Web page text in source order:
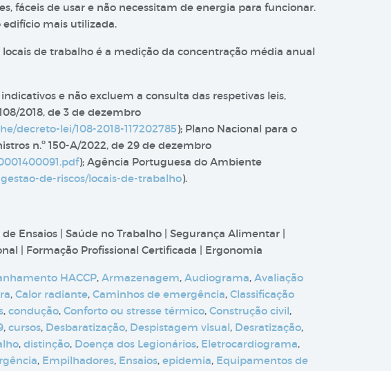
fáceis de usar e não necessitam de energia para funcionar.
edifício mais utilizada.
de trabalho é a medição da concentração média anual
e não excluem a consulta das respetivas leis,
2018, de 3 de dezembro
decreto-lei/108-2018-117202785); Plano Nacional para o
n.º 150-A/2022, de 29 de dezembro
); Agência Portuguesa do Ambiente
de-riscos/locais-de-trabalho).
Ensaios | Saúde no Trabalho | Segurança Alimentar |
| Formação Profissional Certificada | Ergonomia
HACCP, Armazenagem, Audiograma, Avaliação
, Calor radiante, Caminhos de emergência, Classificação
, condução, Conforto ou stresse térmico, Construção civil,
, cursos, Desbaratização, Despistagem visual, Desratização,
, distinção, Doença dos Legionários, Eletrocardiograma,
, Empilhadores, Ensaios, epidemia, Equipamentos de